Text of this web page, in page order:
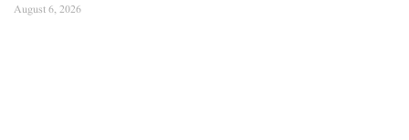
August 6, 2026